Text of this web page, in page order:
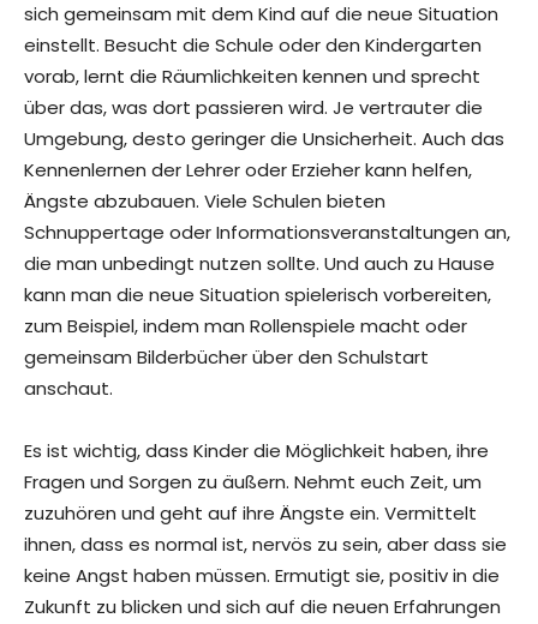
sich gemeinsam mit dem Kind auf die neue Situation
einstellt. Besucht die Schule oder den Kindergarten
vorab, lernt die Räumlichkeiten kennen und sprecht
über das, was dort passieren wird. Je vertrauter die
Umgebung, desto geringer die Unsicherheit. Auch das
Kennenlernen der Lehrer oder Erzieher kann helfen,
Ängste abzubauen. Viele Schulen bieten
Schnuppertage oder Informationsveranstaltungen an,
die man unbedingt nutzen sollte. Und auch zu Hause
kann man die neue Situation spielerisch vorbereiten,
zum Beispiel, indem man Rollenspiele macht oder
gemeinsam Bilderbücher über den Schulstart
anschaut.
Es ist wichtig, dass Kinder die Möglichkeit haben, ihre
Fragen und Sorgen zu äußern. Nehmt euch Zeit, um
zuzuhören und geht auf ihre Ängste ein. Vermittelt
ihnen, dass es normal ist, nervös zu sein, aber dass sie
keine Angst haben müssen. Ermutigt sie, positiv in die
Zukunft zu blicken und sich auf die neuen Erfahrungen